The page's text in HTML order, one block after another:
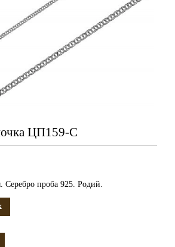
ЦП159-С
Серебро проба 925. Родий.